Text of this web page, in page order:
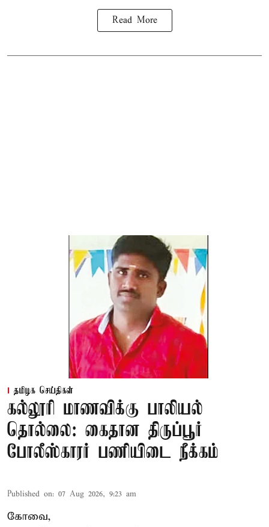
Read More
தமிழக செய்திகள்
கல்லூரி மாணவிக்கு பாலியல்
தொல்லை: கைதான திருப்பூர்
போலீஸ்காரர் பணியிடை நீக்கம்
Published on: 07 Aug 2026, 9:23 am
கோவை,